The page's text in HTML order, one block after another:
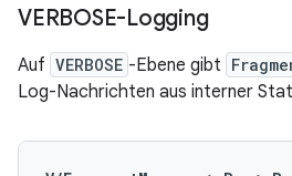
VERBOSE-Logging
Auf VERBOSE -Ebene gibt
Log-Nachrichten aus interner